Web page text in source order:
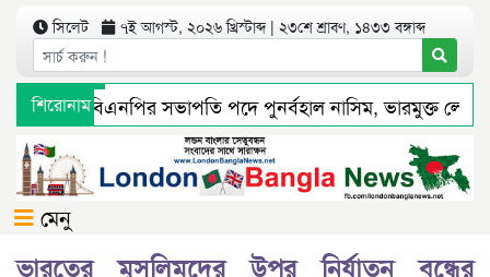
সিলেট ৭ই আগস্ট, ২০২৬ খ্রিস্টাব্দ | ২৩শে শ্রাবণ, ১৪৩৩ বঙ্গাব্দ
শিরোনাম
মহানগর বিএনপির সভাপতি পদে পুনর্বহাল নাসিম, ভারমুক্ত লোদী
সংবাদ প্রকাশের পর সিলেট টিটিসির প্রতারক ড্রাইভার বিল্লাল
মেনু
ভারতের মুসলিমদের উপর নির্যাতন বন্ধের